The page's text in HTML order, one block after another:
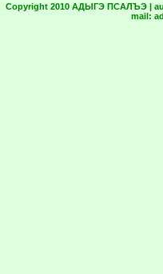
Copyright 2010 АДЫГЭ ПСАЛЪЭ |
mail: